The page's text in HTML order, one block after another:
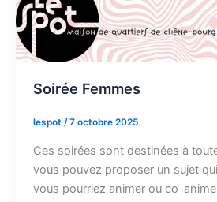
Soirée Femmes
lespot /7 octobre 2025
Ces soirées sont destinées à
vous pouvez proposer un sujet
vous pourriez animer ou co-